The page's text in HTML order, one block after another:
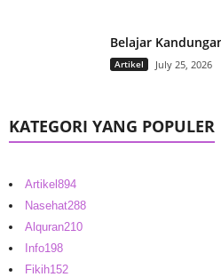
Belajar
Artikel July 25, 2026
KATEGORI YANG POPULER
Artikel894
Nasehat288
Alquran210
Info198
Fikih152